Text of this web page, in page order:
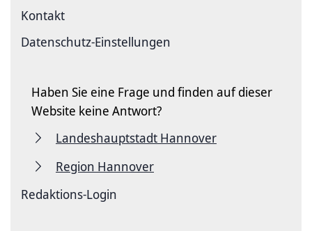
Kontakt
Datenschutz-Einstellungen
Haben Sie eine Frage und finden auf dieser
Website keine Antwort?
Landeshauptstadt Hannover
Region Hannover
Redaktions-Login